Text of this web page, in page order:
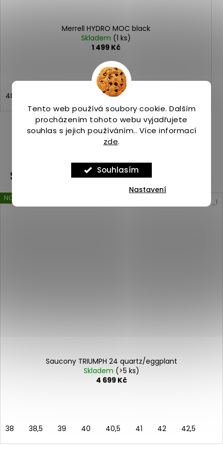
Tento web používá soubory cookie. Dalším
procházením tohoto webu vyjadřujete
souhlas s jejich používáním.. Více informací
zde.
Souhlasím
Nastavení
Merrell HYDRO MOC black
Skladem (1 ks)
1 499 Kč
40
ZOBRAZIT VŠECHNY PODOBNÉ PRODUKTY
Související produkty
NOVINKA
Saucony TRIUMPH 24 quartz/eggplant
Skladem (>5 ks)
4 699 Kč
38 38,5 39 40 40,5 41 42 42,5
ASP_00103780_10_1